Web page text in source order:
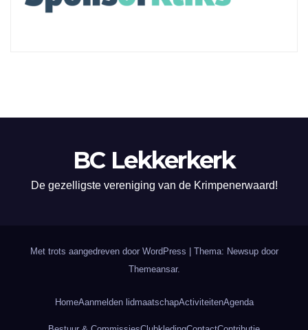
BC Lekkerkerk
De gezelligste vereniging van de Krimpenerwaard!
Met trots aangedreven door WordPress
Thema: Newsup door
Themeansar.
HomeAanmelden lidmaatschapActiviteitenAgenda